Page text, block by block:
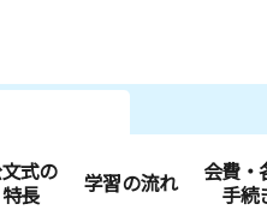
式の
特長
学習の流れ
会費・
手続